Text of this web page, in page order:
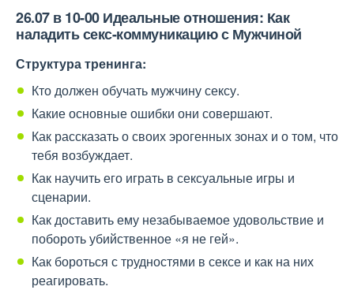
26.07 в 10-00 Идеальные отношения: Как
наладить секс-коммуникацию с Мужчиной
Структуратренинга:
Кто должен обучать мужчину сексу.
Какие основные ошибки они совершают.
Как рассказать о своих эрогенных зонах и о том, что
тебя возбуждает.
Как научить его играть в сексуальные игры и
сценарии.
Как доставить ему незабываемое удовольствие и
побороть убийственное «я не гей».
Как бороться с трудностями в сексе и как на них
реагировать.